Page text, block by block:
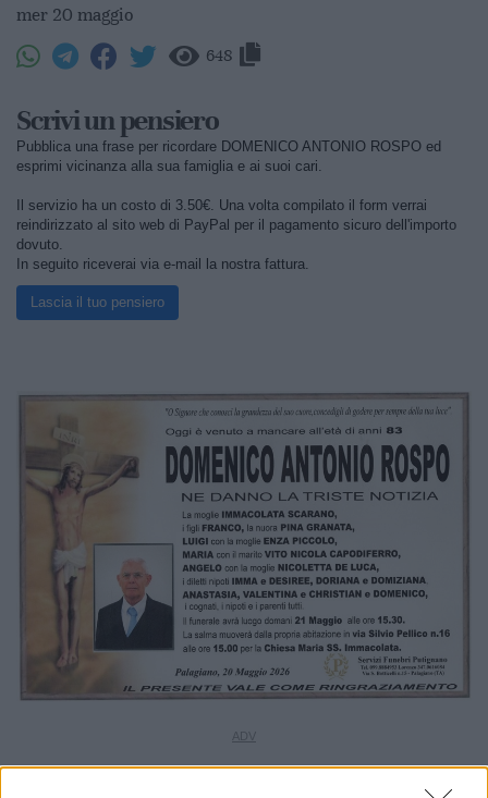
mer 20 maggio
648
Scrivi un pensiero
Pubblica una frase per ricordare DOMENICO ANTONIO ROSPO ed
esprimi vicinanza alla sua famiglia e ai suoi cari.
Il servizio ha un costo di 3.50€. Una volta compilato il form verrai
reindirizzato al sito web di PayPal per il pagamento sicuro dell'importo
dovuto.
In seguito riceverai via e-mail la nostra fattura.
Lascia il tuo pensiero